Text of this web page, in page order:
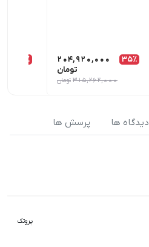
35٪
204,920,000
تومان
315,262,000 تومان
35٪
دیدگاه ها پرسش ها
پروتک